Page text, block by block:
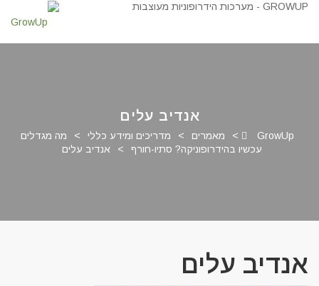
אנדיב עלים
GrowUp
> מאמרים > מדריכים ומידע כללי >
מה מגדלים
עכשיו בהידרופוניקה? סתיו-חורף
> אנדיב עלים
אנדיב עלים